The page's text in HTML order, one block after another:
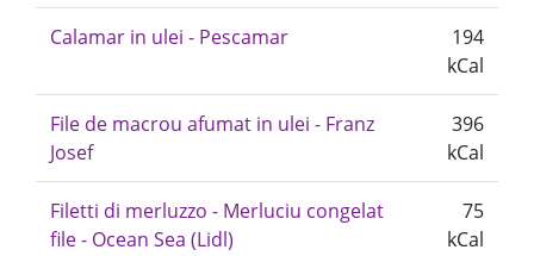
Calamar in ulei - Pescamar
194
kCal
File de macrou afumat in ulei - Franz
Josef
396
kCal
Filetti di merluzzo - Merluciu congelat
file - Ocean Sea (Lidl)
75
kCal